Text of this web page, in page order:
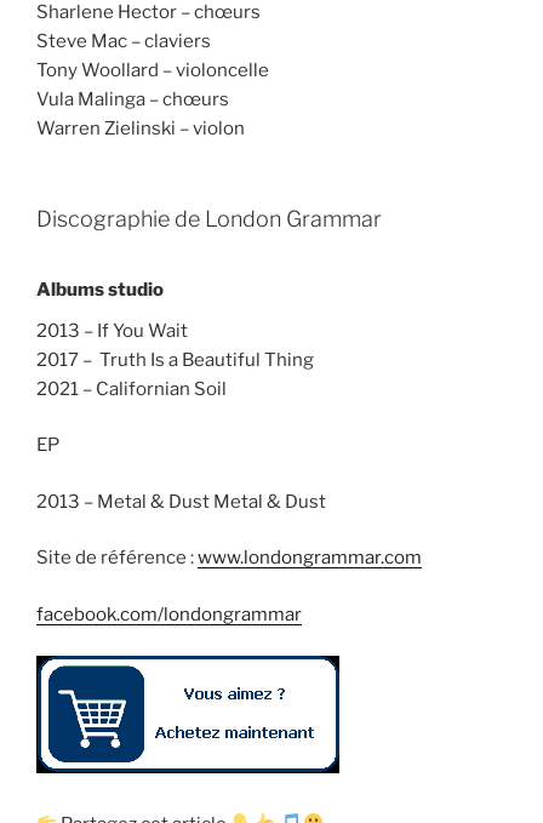
Sharlene Hector – chœurs
Steve Mac – claviers
Tony Woollard – violoncelle
Vula Malinga – chœurs
Warren Zielinski – violon
Discographie de London Grammar
Albums studio
2013 – If You Wait
2017 – Truth Is a Beautiful Thing
2021 – Californian Soil
EP
2013 – Metal & Dust Metal & Dust
Site de référence :www.londongrammar.com
facebook.com/londongrammar